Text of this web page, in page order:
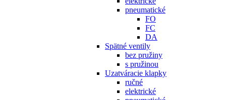
pneumatické
FO
FC
DA
Spätné ventily
bez pružiny
s pružinou
Uzatváracie klapky
ručné
elektrické